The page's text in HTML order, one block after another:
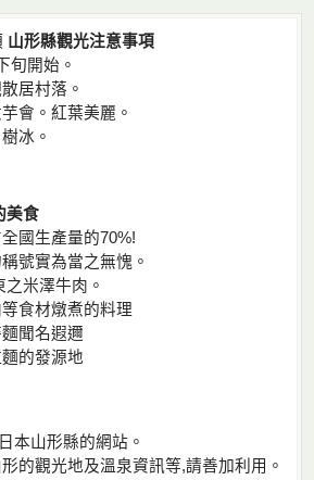
山形縣觀光注意事項
旬開始。
居村落。
會。紅葉美麗。
冰。
美食
國生產量的70%!
號實為當之無愧。
之米澤牛肉。
食材燉煮的料理
麵聞名遐邇
麵的發源地
本山形縣的網站。
的觀光地及溫泉資訊等,請善加利用。